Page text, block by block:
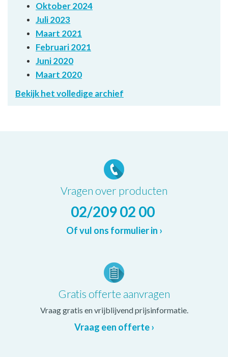
Oktober 2024
Juli 2023
Maart 2021
Februari 2021
Juni 2020
Maart 2020
Bekijk het volledige archief
Vragen over producten
02/209 02 00
Of vul ons formulier in ›
Gratis offerte aanvragen
Vraag gratis en vrijblijvend prijsinformatie.
Vraag een offerte ›